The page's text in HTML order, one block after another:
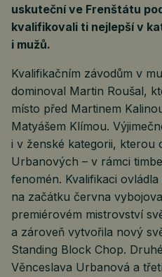
uskuteční ve Frenštátu
kvalifikovali ti nejlepší v
i mužů.
Kvalifikačním závodům v
dominoval Martin Roušal,
místo před Martinem
Matyášem Klímou.
i v ženské kategorii, kterou
Urbanových – v rámci
fenomén. Kvalifikaci
na začátku června
premiérovém mistrovství
a zároveň vytvořila nový
Standing Block Chop.
Věnceslava Urbanová a